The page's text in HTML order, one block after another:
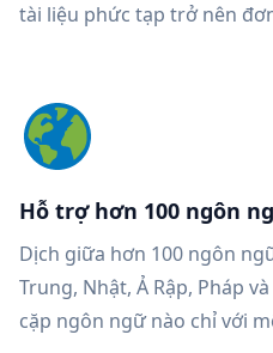
tài liệu phức tạp trở nên
Hỗ trợ hơn 100 ngôn
Dịch giữa hơn 100 ngôn
Trung, Nhật, Ả Rập, Pháp
cặp ngôn ngữ nào chỉ với